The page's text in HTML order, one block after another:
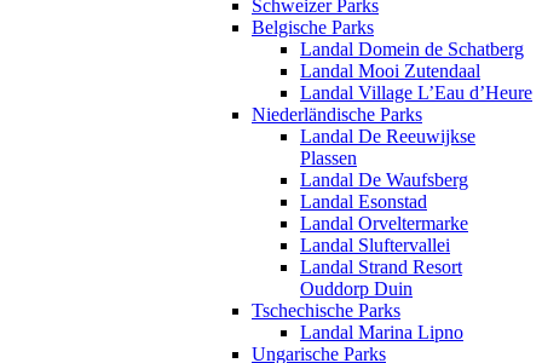
Schweizer Parks
Belgische Parks
Landal Domein de Schatberg
Landal Mooi Zutendaal
Landal Village L’Eau d’Heure
Niederländische Parks
Landal De Reeuwijkse
Plassen
Landal De Waufsberg
Landal Esonstad
Landal Orveltermarke
Landal Sluftervallei
Landal Strand Resort
Ouddorp Duin
Tschechische Parks
Landal Marina Lipno
Ungarische Parks